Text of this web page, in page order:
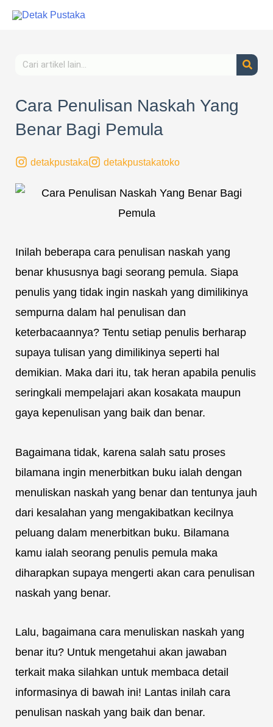
Lewati
Search
Cara Penulisan Naskah Yang
Benar Bagi Pemula
detakpustaka detakpustakatoko
Inilah beberapa cara penulisan naskah yang
benar khususnya bagi seorang pemula. Siapa
penulis yang tidak ingin naskah yang dimilikinya
sempurna dalam hal penulisan dan
keterbacaannya? Tentu setiap penulis berharap
supaya tulisan yang dimilikinya seperti hal
demikian. Maka dari itu, tak heran apabila penulis
seringkali mempelajari akan kosakata maupun
gaya kepenulisan yang baik dan benar.
Bagaimana tidak, karena salah satu proses
bilamana ingin menerbitkan buku ialah dengan
menuliskan naskah yang benar dan tentunya jauh
dari kesalahan yang mengakibatkan kecilnya
peluang dalam menerbitkan buku. Bilamana
kamu ialah seorang penulis pemula maka
diharapkan supaya mengerti akan cara penulisan
naskah yang benar.
Lalu, bagaimana cara menuliskan naskah yang
benar itu? Untuk mengetahui akan jawaban
terkait maka silahkan untuk membaca detail
informasinya di bawah ini! Lantas inilah cara
penulisan naskah yang baik dan benar.